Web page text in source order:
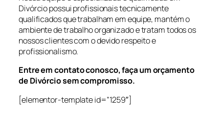
Divórcio possui profissionais tecnicamente
qualificados que trabalham em equipe, mantém o
ambiente de trabalho organizado e tratam todos os
nossos clientes com o devido respeito e
profissionalismo.
Entre em contato conosco, faça um orçamento
de Divórcio sem compromisso.
[elementor-template id=”1259″]